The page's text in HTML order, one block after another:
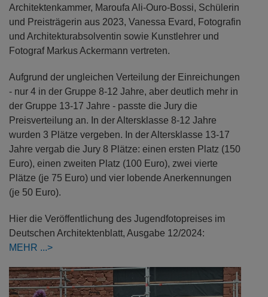
Architektenkammer, Maroufa Ali-Ouro-Bossi, Schülerin
und Preisträgerin aus 2023, Vanessa Evard, Fotografin
und Architekturabsolventin sowie Kunstlehrer und
Fotograf Markus Ackermann vertreten.
Aufgrund der ungleichen Verteilung der Einreichungen
- nur 4 in der Gruppe 8-12 Jahre, aber deutlich mehr in
der Gruppe 13-17 Jahre - passte die Jury die
Preisverteilung an. In der Altersklasse 8-12 Jahre
wurden 3 Plätze vergeben. In der Altersklasse 13-17
Jahre vergab die Jury 8 Plätze: einen ersten Platz (150
Euro), einen zweiten Platz (100 Euro), zwei vierte
Plätze (je 75 Euro) und vier lobende Anerkennungen
(je 50 Euro).
Hier die Veröffentlichung des Jugendfotopreises im
Deutschen Architektenblatt, Ausgabe 12/2024:
MEHR
Previous Next